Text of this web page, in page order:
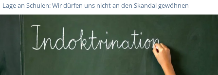
Lage an Schulen: Wir dürfen uns nicht an den Skandal gewöhnen